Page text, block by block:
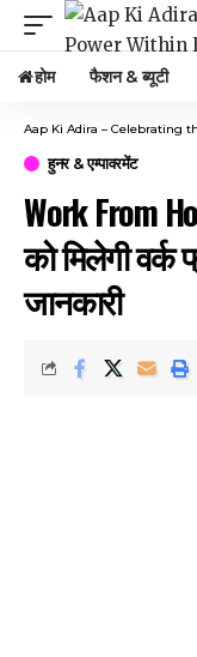
होम फैशन & ब्यूटी
Aap Ki Adira – Celebrating
हुनर & एम्पावरमेंट
Work From
को मिलेगी वर्क
जानकारी